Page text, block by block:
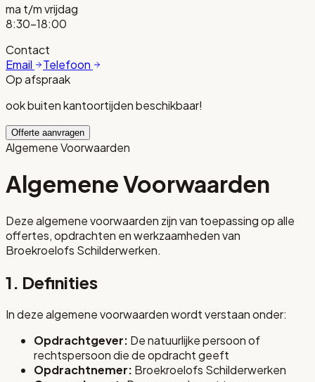
ma t/m vrijdag
8:30-18:00
Contact
Email
Telefoon
Op afspraak
ook buiten kantoortijden beschikbaar!
Offerte aanvragen
Algemene Voorwaarden
Algemene Voorwaarden
Deze algemene voorwaarden zijn van toepassing op alle
offertes, opdrachten en werkzaamheden van
Broekroelofs Schilderwerken.
1. Definities
In deze algemene voorwaarden wordt verstaan onder:
Opdrachtgever: De natuurlijke persoon of
rechtspersoon die de opdracht geeft
Opdrachtnemer: Broekroelofs Schilderwerken